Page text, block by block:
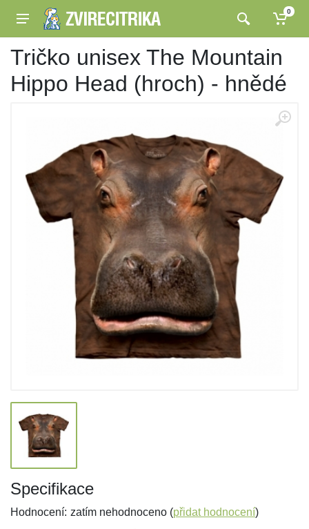
0
Tričko unisex The Mountain
Hippo Head (hroch) - hnědé
Specifikace
Hodnocení: zatím nehodnoceno (přidat hodnocení)